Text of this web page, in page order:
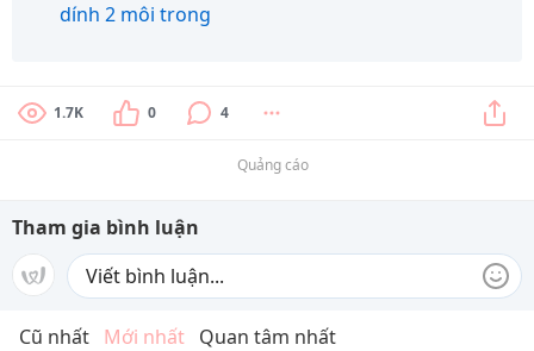
dính 2 môi trong
1.7K 0 4
Quảng cáo
Tham gia bình luận
Cũ nhất Mới nhất Quan tâm nhất